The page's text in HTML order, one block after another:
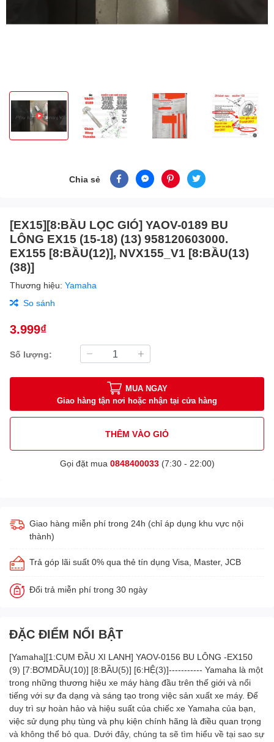
Chia sẻ
[EX15][8:BẦU LỌC GIÓ] YAOV-0189 BU
LÔNG EX15 (15-18) (13) 958120603000.
EX155 [8:BẦU(12)], NVX155_V1 [8:BẦU(13)
(38)]
Thương hiệu: Yamaha
So sánh
3.999₫
Số lượng:
MUA NGAY
Giao hàng tận nơi hoặc nhận tại cửa hàng
THÊM VÀO GIỎ
Gọi đặt mua 0848400033(7:30 - 22:00)
Giao hàng miễn phí trong 24h (chỉ áp dụng khu vực nội
thành)
Trả góp lãi suất 0% qua thẻ tín dụng Visa, Master, JCB
Đổi trả miễn phí trong 30 ngày
ĐẶC ĐIỂM NỔI BẬT
[Yamaha][1:CỤM ĐẦU XI LANH] YAOV-0156 BU LÔNG -EX150
(9) [7:BƠMDẦU(10)] [8:BẦU(5)] [6:HỆ(3)]----------- Yamaha là một
trong những thương hiệu xe máy hàng đầu trên thế giới và nổi
tiếng với sự đa dạng và sáng tạo trong việc sản xuất xe máy. Để
duy trì sự hoàn hảo và hiệu suất của chiếc xe Yamaha của bạn,
việc sử dụng phụ tùng và phụ kiện chính hãng là điều quan trọng
và không thể bỏ qua. Dưới đây, chúng ta sẽ tìm hiểu về tại sao sự